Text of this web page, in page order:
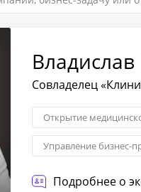
Совладелец
Открытие
Управление бизнес-
Бизнес-
Подробнее о